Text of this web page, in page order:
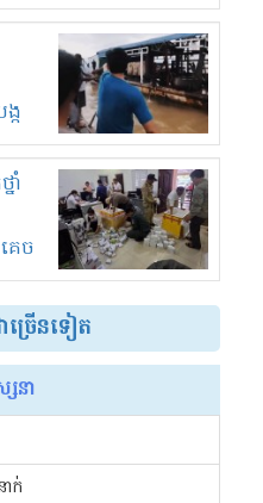
ាក
ក
ៃ
ាំ
េច
ច្រើនទៀត
នា
ក់